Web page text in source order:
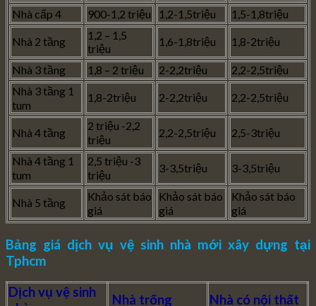
Nhà cấp 4 900-1,2 triệu 1,2-1,5triệu 1,5-1,8triệu
Nhà 2 tầng
1,2 – 1,5
triệu
1,6-1,8triệu 1,8-2triệu
Nhà 3 tầng 1,8 – 2 triệu 2-2,2triệu
2,2-2,5triệu
Nhà 3 tầng 1
tum
1,8-2triệu 2-2,2triệu 2,2-2,5triệu
Nhà 4 tầng
2 triệu -2,2
triệu
2,2-2,5triệu 2,5-3triệu
Nhà 4 tầng 1
tum
2,5 triệu -3
triệu
3-3,5triệu 3-3,5triệu
Nhà 5 tầng
Khảo sát báo
giá
Khảo sát báo
giá
Khảo sát báo
giá
Bảng giá dịch vụ vệ sinh nhà mới xây dựng tại
Tphcm
Dịch vụ vệ sinh
Nhà trống Nhà có nội thất